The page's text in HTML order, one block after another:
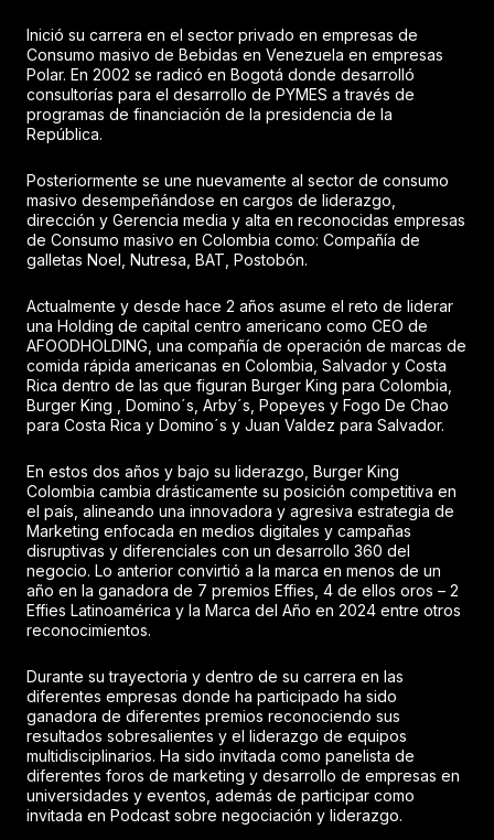
Inició su carrera en el sector privado en empresas de
Consumo masivo de Bebidas en Venezuela en empresas
Polar. En 2002 se radicó en Bogotá donde desarrolló
consultorías para el desarrollo de PYMES a través de
programas de financiación de la presidencia de la
República.
Posteriormente se une nuevamente al sector de consumo
masivo desempeñándose en cargos de liderazgo,
dirección y Gerencia media y alta en reconocidas empresas
de Consumo masivo en Colombia como: Compañía de
galletas Noel, Nutresa, BAT, Postobón.
Actualmente y desde hace 2 años asume el reto de liderar
una Holding de capital centro americano como CEO de
AFOODHOLDING, una compañía de operación de marcas de
comida rápida americanas en Colombia, Salvador y Costa
Rica dentro de las que figuran Burger King para Colombia,
Burger King , Domino´s, Arby´s, Popeyes y Fogo De Chao
para Costa Rica y Domino´s y Juan Valdez para Salvador.
En estos dos años y bajo su liderazgo, Burger King
Colombia cambia drásticamente su posición competitiva en
el país, alineando una innovadora y agresiva estrategia de
Marketing enfocada en medios digitales y campañas
disruptivas y diferenciales con un desarrollo 360 del
negocio. Lo anterior convirtió a la marca en menos de un
año en la ganadora de 7 premios Effies, 4 de ellos oros – 2
Effies Latinoamérica y la Marca del Año en 2024 entre otros
reconocimientos.
Durante su trayectoria y dentro de su carrera en las
diferentes empresas donde ha participado ha sido
ganadora de diferentes premios reconociendo sus
resultados sobresalientes y el liderazgo de equipos
multidisciplinarios. Ha sido invitada como panelista de
diferentes foros de marketing y desarrollo de empresas en
universidades y eventos, además de participar como
invitada en Podcast sobre negociación y liderazgo.